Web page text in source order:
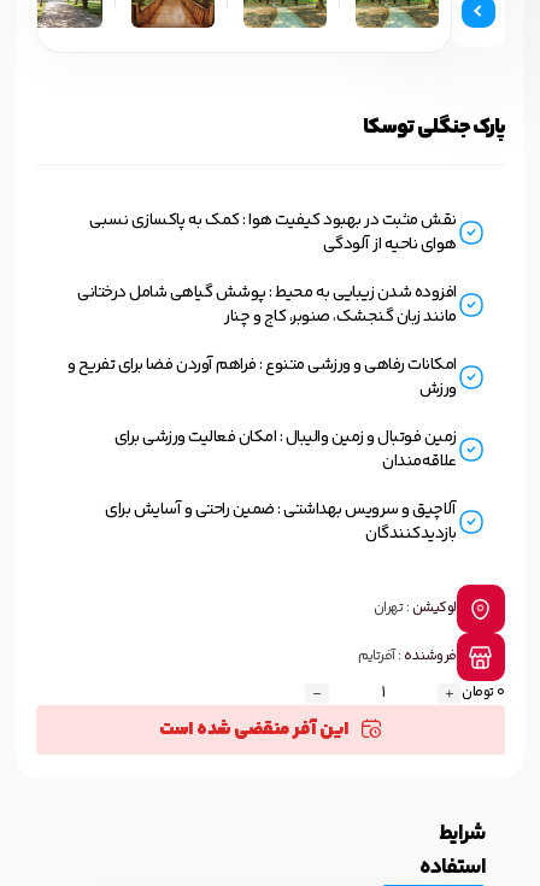
پارک جنگلی توسکا
نقش مثبت در بهبود کیفیت هوا : کمک به پاکسازی نسبی
هوای ناحیه از آلودگی
افزوده شدن زیبایی به محیط : پوشش گیاهی شامل درختانی
مانند زبان گنجشک، صنوبر، کاج و چنار
امکانات رفاهی و ورزشی متنوع : فراهم آوردن فضا برای تفریح و
ورزش
زمین فوتبال و زمین والیبال : امکان فعالیت ورزشی برای
علاقه‌مندان
آلاچیق و سرویس بهداشتی : ضمین راحتی و آسایش برای
بازدیدکنندگان
لوکیشن :تهران
فروشنده :آفرتایم
0 تومان
این آفر منقضی شده است
شرایط
استفاده